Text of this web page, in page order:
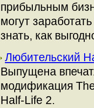
прибыльным
могут
знать, как
Любительский
Выпущена
модификация
Half-Life 2.